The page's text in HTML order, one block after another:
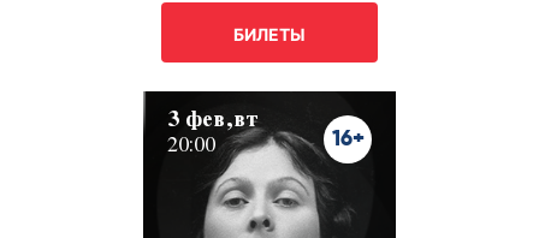
БИЛЕТЫ
3 фев,вт
20:00 16+